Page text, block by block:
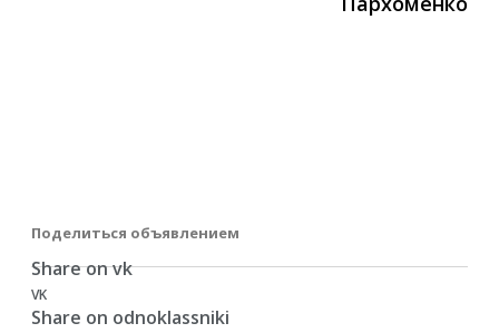
Поделиться объявлением
Share on vk
VK
Share on odnoklassniki